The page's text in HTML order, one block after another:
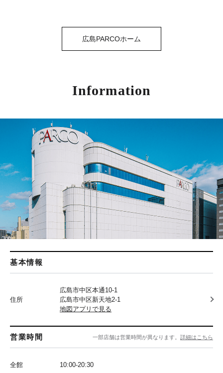
広島PARCOホーム
Information
基本情報
住所
広島市中区本通10-1
広島市中区新天地2-1
地図アプリで見る
営業時間 一部店舗は営業時間が異なります。 詳細はこちら
全館 10:00-20:30